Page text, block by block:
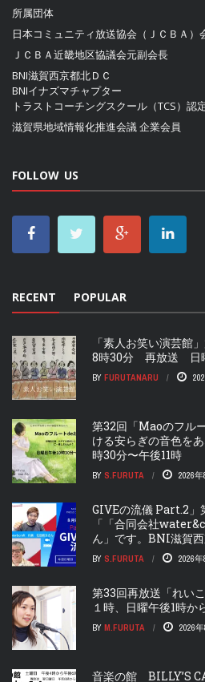
所属団体
日本コミュニティ放送協会（ＪＣＢＡ）
ＪＣＢＡ近畿地区協議会元副会長
BNI滋賀西京都北ＤＣ
BNIイナズマチャプター
トラストコーチングスクール（TCS）認
滋賀県地域情報化推進会議企業会員
FOLLOW US
RECENT POPULAR
「素人お笑い演芸館
8時30分 再放送 日
BY FURUTANARU
第32回「Maoのフル
ける安らぎの音色
時30分〜午後11時
BY S.FURUTA 2026
GIVEの流儀 Part.2
「「合同会社
ん」です。BNI滋賀
BY S.FURUTA 2026
第33回再放送「れい
１時、日曜午後1時か
BY M.FURUTA 2026
音楽の館 BILLY’S